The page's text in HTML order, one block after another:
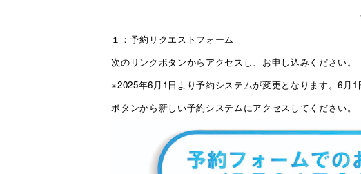
１：予約リクエストフォーム
次のリンクボタンからアクセスし、お申し込みください。
※2025年6月1日より予約システムが変更となります。6月
ボタンから新しい予約システムにアクセスしてください。